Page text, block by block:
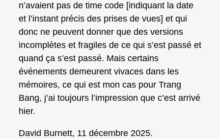
n’avaient pas de time code [indiquant la date
et l’instant précis des prises de vues] et qui
donc ne peuvent donner que des versions
incomplètes et fragiles de ce qui s’est passé et
quand ça s’est passé. Mais certains
événements demeurent vivaces dans les
mémoires, ce qui est mon cas pour Trang
Bang, j’ai toujours l’impression que c’est arrivé
hier.
David Burnett, 11 décembre 2025.